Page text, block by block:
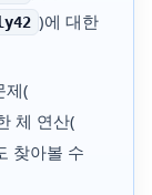
)에 대한
제(
체 연산(
찾아볼 수